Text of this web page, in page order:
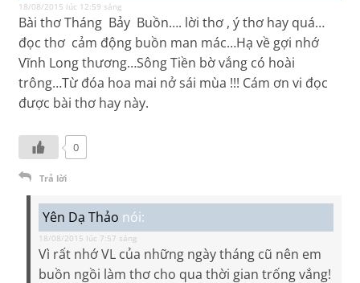
18/08/2015 lúc 12:59 sáng
Bài thơ Tháng Bảy Buồn…. lời thơ , ý thơ hay quá…
đọc thơ cảm động buồn man mác…Hạ về gợi nhớ
Vĩnh Long thương…Sông Tiền bờ vắng có hoài
trông…Từ đóa hoa mai nở sái mùa !!! Cám ơn vi đọc
được bài thơ hay này.
0
Trả lời
Yên Dạ Thảo nói:
18/08/2015 lúc 7:57 sáng
Vì rất nhớ VL của những ngày tháng cũ nên em
buồn ngồi làm thơ cho qua thời gian trống vắng!